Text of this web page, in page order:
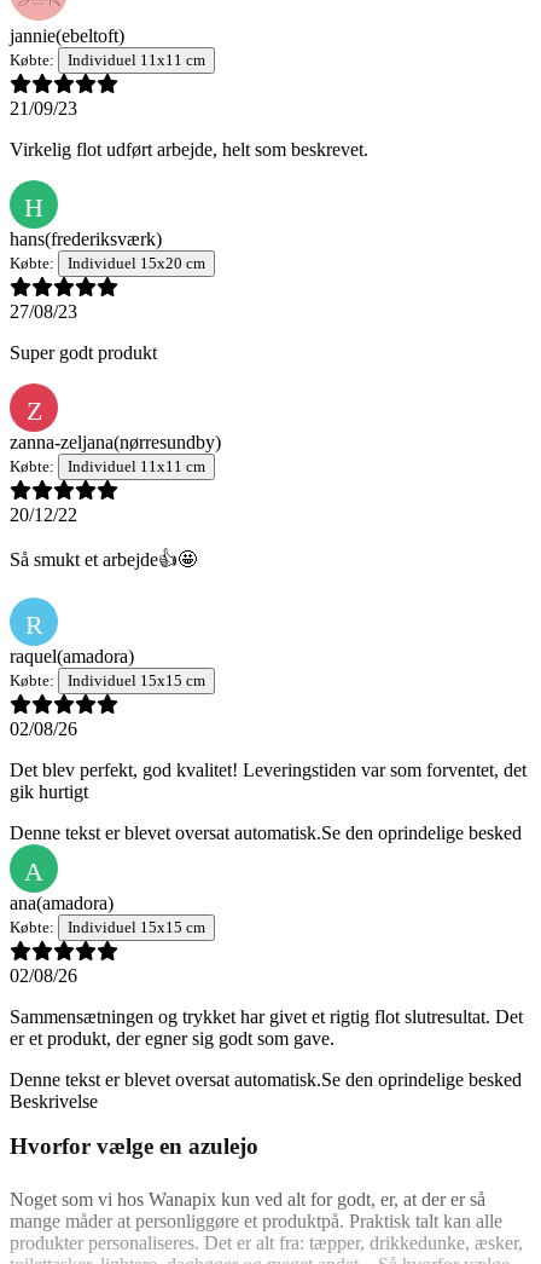
jannie(ebeltoft)
Købte: Individuel 11x11 cm
21/09/23
Virkelig flot udført arbejde, helt som beskrevet.
H
hans(frederiksværk)
Købte: Individuel 15x20 cm
27/08/23
Super godt produkt
Z
zanna-zeljana(nørresundby)
Købte: Individuel 11x11 cm
20/12/22
Så smukt et arbejde👍🤩
R
raquel(amadora)
Købte: Individuel 15x15 cm
02/08/26
Det blev perfekt, god kvalitet! Leveringstiden var som forventet, det
gik hurtigt
Denne tekst er blevet oversat automatisk.Se den oprindelige besked
A
ana(amadora)
Købte: Individuel 15x15 cm
02/08/26
Sammensætningen og trykket har givet et rigtig flot slutresultat. Det
er et produkt, der egner sig godt som gave.
Denne tekst er blevet oversat automatisk.Se den oprindelige besked
Beskrivelse
Hvorfor vælge en azulejo
Noget som vi hos Wanapix kun ved alt for godt, er, at der er så
mange måder at personliggøre et produktpå. Praktisk talt kan alle
produkter personaliseres. Det er alt fra: tæpper, drikkedunke, æsker,